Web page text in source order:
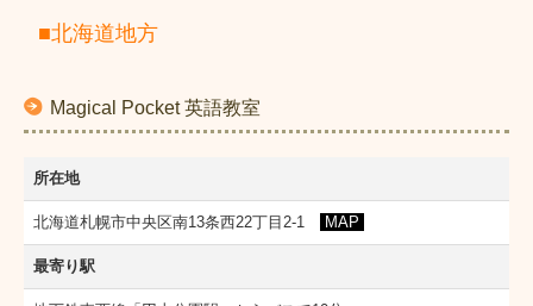
プライバシーポリシー
会員専用 教材お申込み
データダウンロード
BB News 2023年
■北海道地方
Magical Pocket 英語教室
所在地
北海道札幌市中央区南13条西22丁目2-1 MAP
最寄り駅